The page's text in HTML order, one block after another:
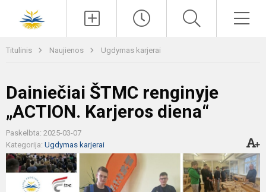
Titulinis Naujienos Ugdymas karjerai
Dainiečiai ŠTMC renginyje
„ACTION. Karjeros diena“
Paskelbta: 2025-03-07
Kategorija: Ugdymas karjerai